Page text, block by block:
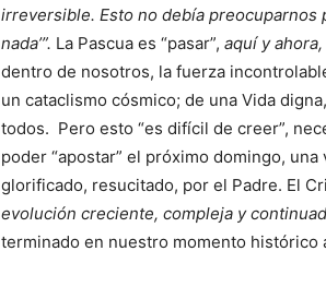
irreversible. Esto no debía preocuparnos
nada’”. La Pascua es “pasar”, aquí y ahora,
dentro de nosotros, la fuerza
un cataclismo cósmico; de una Vida
todos. Pero esto “es difícil de creer”,
poder “apostar” el próximo domingo,
glorificado, resucitado, por el Padre. El
evolución creciente, compleja y
terminado en nuestro momento histórico